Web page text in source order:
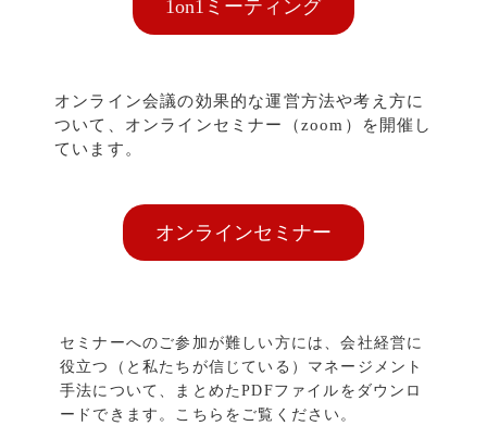
1on1ミーティング
オンライン会議の効果的な運営方法や考え方に
ついて、オンラインセミナー（zoom）を開催し
ています。
オンラインセミナー
セミナーへのご参加が難しい方には、会社経営に
役立つ（と私たちが信じている）マネージメント
手法について、まとめたPDFファイルをダウンロ
ードできます。こちらをご覧ください。